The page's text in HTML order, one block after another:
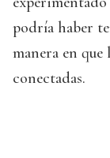
podría haber
manera en que
conectadas.